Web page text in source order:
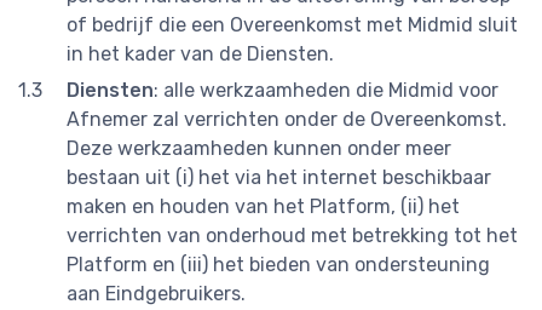
of bedrijf die een Overeenkomst met Midmid sluit
in het kader van de Diensten.
Diensten: alle werkzaamheden die Midmid voor
Afnemer zal verrichten onder de Overeenkomst.
Deze werkzaamheden kunnen onder meer
bestaan uit (i) het via het internet beschikbaar
maken en houden van het Platform, (ii) het
verrichten van onderhoud met betrekking tot het
Platform en (iii) het bieden van ondersteuning
aan Eindgebruikers.